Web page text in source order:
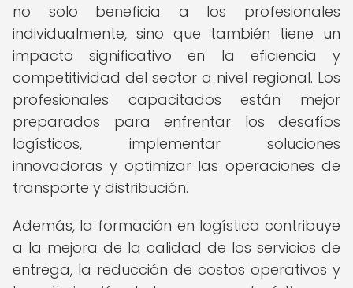
no solo beneficia a los profesionales
individualmente, sino que también tiene un
impacto significativo en la eficiencia y
competitividad del sector a nivel regional. Los
profesionales capacitados están mejor
preparados para enfrentar los desafíos
logísticos, implementar soluciones
innovadoras y optimizar las operaciones de
transporte y distribución.
Además, la formación en logística contribuye
a la mejora de la calidad de los servicios de
entrega, la reducción de costos operativos y